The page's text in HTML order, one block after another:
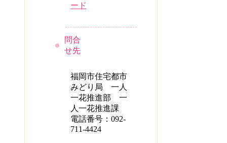
ード
問合
せ先
福岡市住宅都市
みどり局 一人
一花推進部 一
人一花推進課
電話番号：092-
711-4424